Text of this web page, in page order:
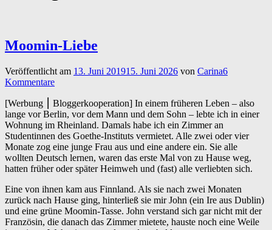
Moomin-Liebe
Veröffentlicht am 13. Juni 201915. Juni 2026 von Carina6
Kommentare
[Werbung ⎮ Bloggerkooperation] In einem früheren Leben – also
lange vor Berlin, vor dem Mann und dem Sohn – lebte ich in einer
Wohnung im Rheinland. Damals habe ich ein Zimmer an
Studentinnen des Goethe-Instituts vermietet. Alle zwei oder vier
Monate zog eine junge Frau aus und eine andere ein. Sie alle
wollten Deutsch lernen, waren das erste Mal von zu Hause weg,
hatten früher oder später Heimweh und (fast) alle verliebten sich.
Eine von ihnen kam aus Finnland. Als sie nach zwei Monaten
zurück nach Hause ging, hinterließ sie mir John (ein Ire aus Dublin)
und eine grüne Moomin-Tasse. John verstand sich gar nicht mit der
Französin, die danach das Zimmer mietete, hauste noch eine Weile